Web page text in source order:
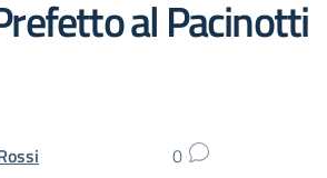
al Pacinotti
0